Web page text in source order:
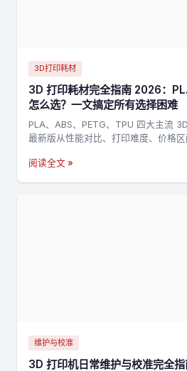
3D打印耗材
3D 打印耗材完全指南 2026：
怎么选？一文搞定所有选择困难
PLA、ABS、PETG、TPU 四大主流
最新版从性能对比、打印难度、价格
阅读全文 »
维护与校准
3D 打印机日常维护与校准完全